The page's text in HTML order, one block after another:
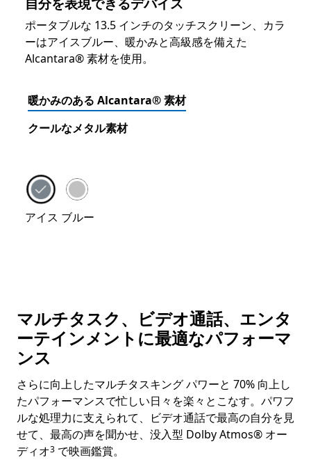
ポータブルな 13.5 インチのタッチスクリーン、カラ
ーはアイスブルー、暖かみと高級感を備えた
Alcantara® 素材を使用。
暖かみのある Alcantara® 素材
クールなメタル素材
Surface Laptop 4 (ウォーム アルカンターラ) のカラー
アイス ブルー
マルチタスク、ビデオ通話、エンタ
ーテインメントに最適なパフォーマ
ンス
さらに向上したマルチタスキング パワーと 70% 向上し
たパフォーマンスで忙しい日々を楽々とこなす。パワフ
ルな処理力に支えられて、ビデオ通話で最高の自分を見
せて、最高の声を聞かせ、没入型 Dolby Atmos® オー
ディオ
Footnote
3 で映画鑑賞。